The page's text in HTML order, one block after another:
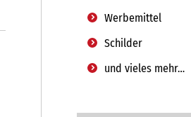
Werbemittel
Schilder
und vieles mehr…